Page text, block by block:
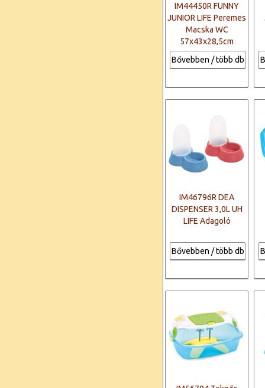
IM44450R FUNNY
JUNIOR LIFE Peremes
Macska WC
57x43x28,5cm
Bővebben / több db
IM46796R DEA
DISPENSER 3,0L UH
LIFE Adagoló
Bővebben / több db